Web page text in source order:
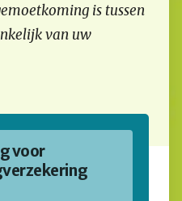
is tussen
van uw
voor